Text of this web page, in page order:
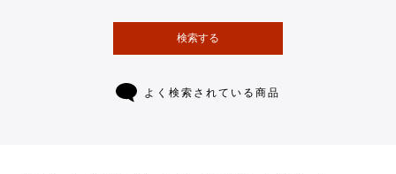
検索する
よく検索されている商品